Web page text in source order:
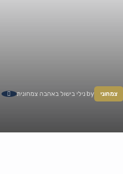
צמחוני by נילי בישול באהבה צמחונית